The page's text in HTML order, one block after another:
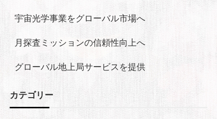
宇宙光学事業をグローバル市場へ
月探査ミッションの信頼性向上へ
グローバル地上局サービスを提供
カテゴリー